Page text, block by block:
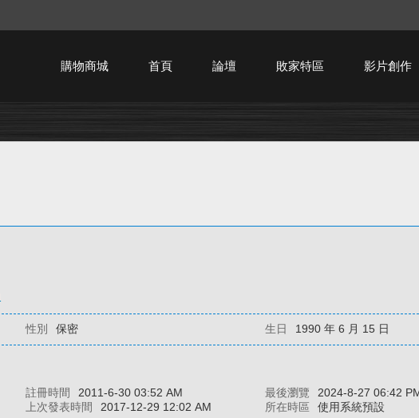
購物商城 首頁 論壇 敗家特區 影片創作
性別 保密 生日 1990 年 6 月 15 日
註冊時間 2011-6-30 03:52 AM 最後瀏覽
2024-8-27 06:42
上次發表時間 2017-12-29 12:02 AM 所在時區 使用系統預設